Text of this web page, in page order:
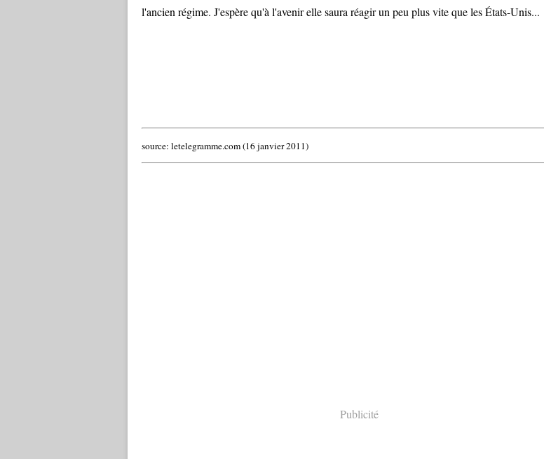
l'ancien régime. J'espère qu'à l'avenir elle saura réagir un peu plus vite que les États-Unis...
source: letelegramme.com (16 janvier 2011)
Publicité